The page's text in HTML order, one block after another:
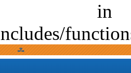
in /var/